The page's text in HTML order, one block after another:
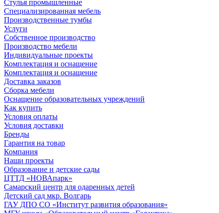
Стулья промышленные
Специализированная мебель
Производственные тумбы
Услуги
Собственное производство
Производство мебели
Индивидуальные проекты
Комплектация и оснащение
Комплектация и оснащение
Доставка заказов
Сборка мебели
Оснащение образовательных учреждений
Как купить
Условия оплаты
Условия доставки
Бренды
Гарантия на товар
Компания
Наши проекты
Образование и детские сады
ЦТТД «НОВАпарк»
Самарский центр для одаренных детей
Детский сад мкр. Волгарь
ГАУ ДПО СО «Институт развития образования»